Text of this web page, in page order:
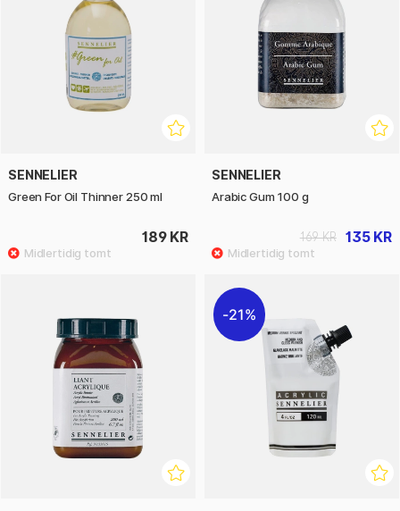
SENNELIER
Green For Oil Thinner 250 ml
189 KR
SENNELIER
Arabic Gum 100 g
135 KR
169 KR
21%